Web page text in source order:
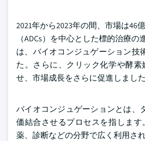
2021年から2023年の間、市場は46
（ADCs）を中心とした標的治療
は、バイオコンジュゲーション技
た。さらに、クリック化学や酵
せ、市場成長をさらに促進しました
バイオコンジュゲーションとは、
価結合させるプロセスを指しま
薬、診断などの分野で広く利用され